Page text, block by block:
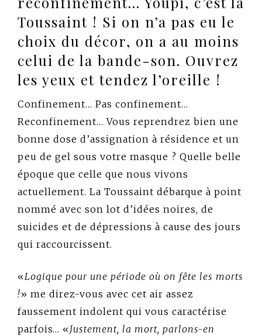
Toussaint ! Si on n’a pas eu le
choix du décor, on a au moins
celui de la bande-son. Ouvrez
les yeux et tendez l’oreille !
Confinement… Pas confinement…
Reconfinement… Vous reprendrez bien une
bonne dose d’assignation à résidence et un
peu de gel sous votre masque ? Quelle belle
époque que celle que nous vivons
actuellement. La Toussaint débarque à point
nommé avec son lot d’idées noires, de
suicides et de dépressions à cause des jours
qui raccourcissent.
«Logique pour une période où on fête les morts
!» me direz-vous avec cet air assez
faussement indolent qui vous caractérise
parfois… «Justement, la mort, parlons-en